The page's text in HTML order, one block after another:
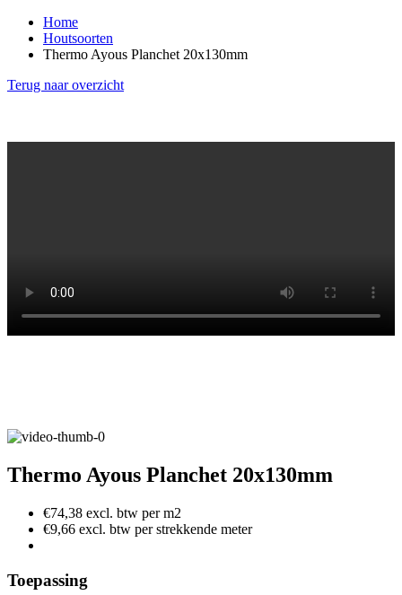
Home
Houtsoorten
Thermo Ayous Planchet 20x130mm
Terug naar overzicht
Thermo Ayous Planchet 20x130mm
€74,38 excl. btw per m2
€9,66 excl. btw per strekkende meter
Toepassing